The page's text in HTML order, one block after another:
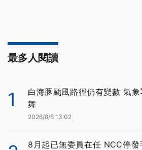
最多人閱讀
1
白海豚颱風路徑仍有變數 氣
舞
2026/8/6 13:02
8月起已無委員在任 NCC停發